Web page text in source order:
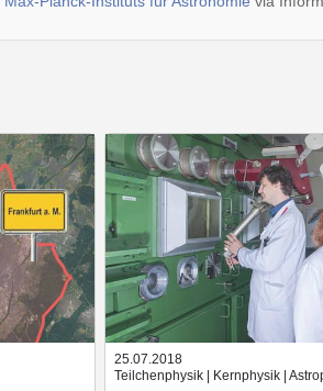
25.07.2018
Teilchenphysik | Kernphysik |